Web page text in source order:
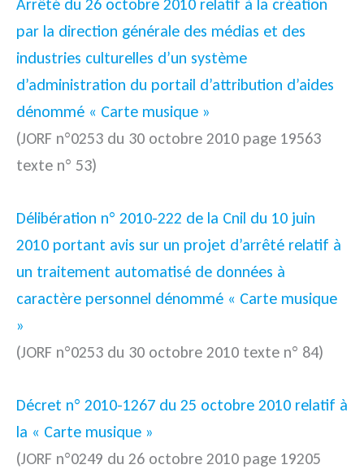
Arrêté du 26 octobre 2010 relatif à la création
par la direction générale des médias et des
industries culturelles d’un système
d’administration du portail d’attribution d’aides
dénommé « Carte musique »
(JORF n°0253 du 30 octobre 2010 page 19563
texte n° 53)
Délibération n° 2010-222 de la Cnil du 10 juin
2010 portant avis sur un projet d’arrêté relatif à
un traitement automatisé de données à
caractère personnel dénommé « Carte musique
»
(JORF n°0253 du 30 octobre 2010 texte n° 84)
Décret n° 2010-1267 du 25 octobre 2010 relatif à
la « Carte musique »
(JORF n°0249 du 26 octobre 2010 page 19205